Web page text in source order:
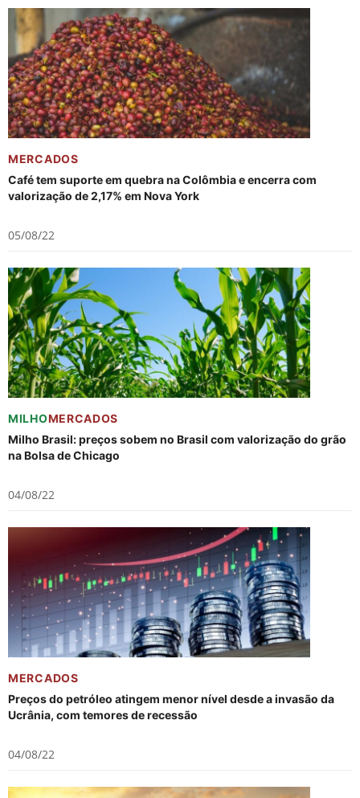
MERCADOS
Café tem suporte em quebra na Colômbia e encerra com
valorização de 2,17% em Nova York
05/08/22
MILHOMERCADOS
Milho Brasil: preços sobem no Brasil com valorização do grão
na Bolsa de Chicago
04/08/22
MERCADOS
Preços do petróleo atingem menor nível desde a invasão da
Ucrânia, com temores de recessão
04/08/22